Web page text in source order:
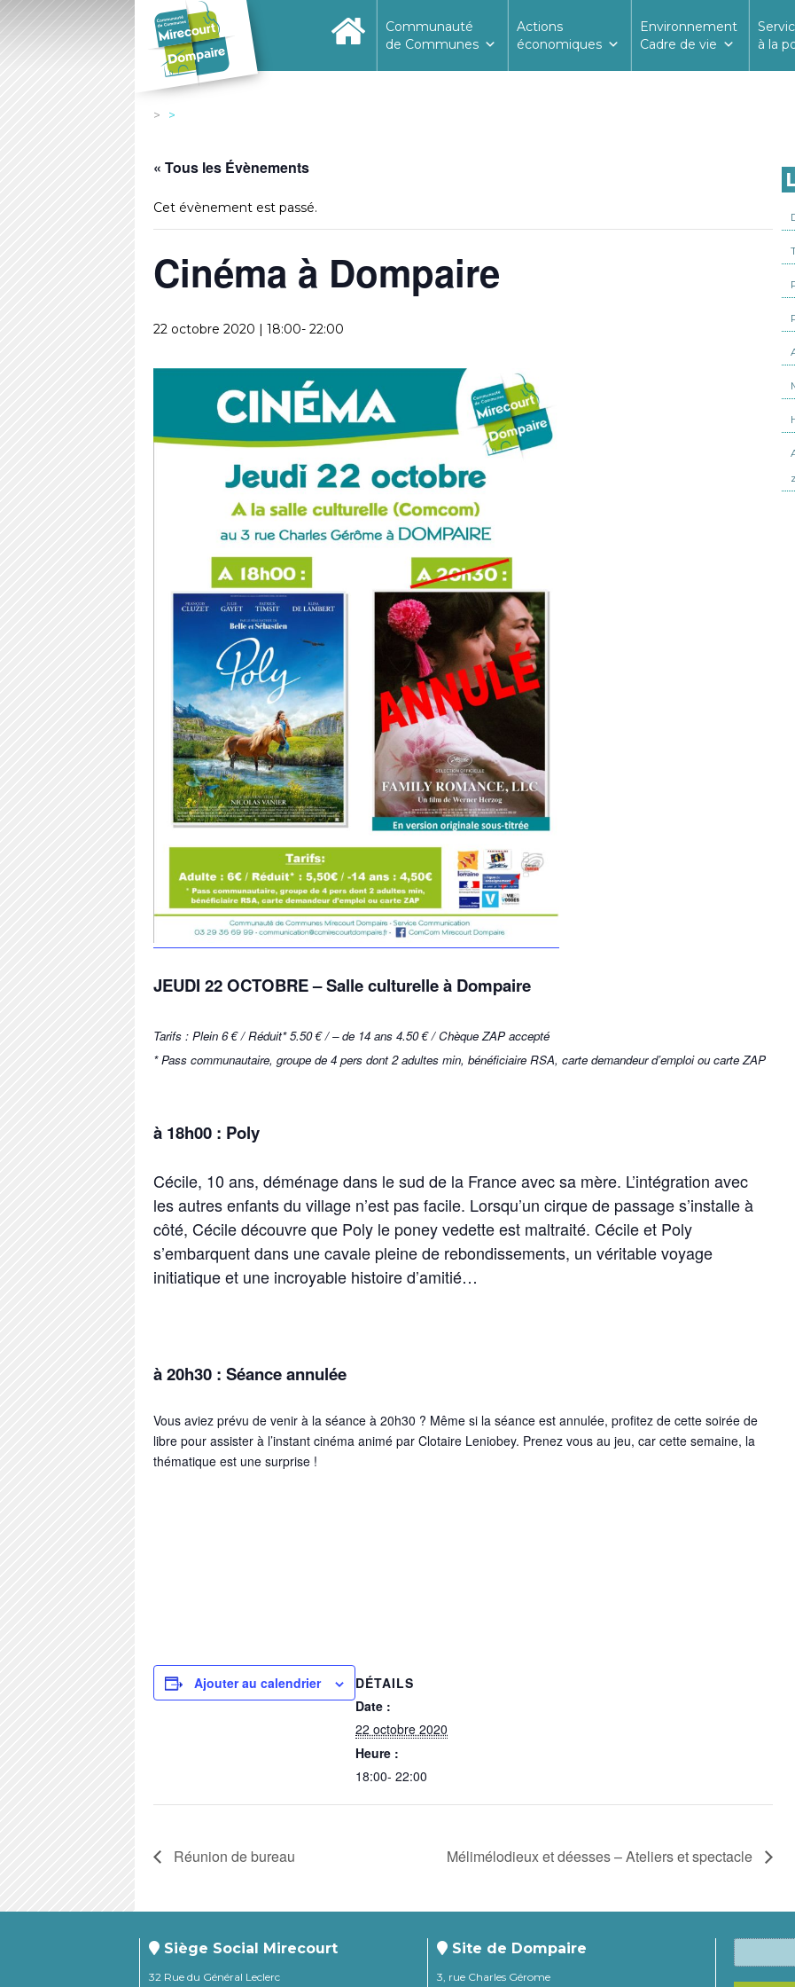
Communauté
de Communes
Actions
économiques
Environnement
Cadre de vie
à la
« Tous les Évènements
Cet évènement est passé.
Cinéma à Dompaire
22 octobre 2020 | 18:00- 22:00
JEUDI 22 OCTOBRE – Salle culturelle à Dompaire
Tarifs : Plein 6 € / Réduit* 5.50 € / – de 14 ans 4.50 € / Chèque ZAP accepté
* Pass communautaire, groupe de 4 pers dont 2 adultes min, bénéficiaire RSA, carte demandeur d’emploi ou carte ZAP
à 18h00 : Poly
Cécile, 10 ans, déménage dans le sud de la France avec sa mère. L’intégration avec
les autres enfants du village n’est pas facile. Lorsqu’un cirque de passage s’installe à
côté, Cécile découvre que Poly le poney vedette est maltraité. Cécile et Poly
s’embarquent dans une cavale pleine de rebondissements, un véritable voyage
initiatique et une incroyable histoire d’amitié…
à 20h30 : Séance annulée
Vous aviez prévu de venir à la séance à 20h30 ? Même si la séance est annulée, profitez de cette soirée de
libre pour assister à l’instant cinéma animé par Clotaire Leniobey. Prenez vous au jeu, car cette semaine, la
thématique est une surprise !
Ajouter au calendrier
DÉTAILS
Date :
22 octobre 2020
Heure :
18:00- 22:00
Réunion de bureau Mélimélodieux et déesses – Ateliers et spectacle
Siège Social Mirecourt
32 Rue du Général Leclerc
Site de Dompaire
3, rue Charles Gérome